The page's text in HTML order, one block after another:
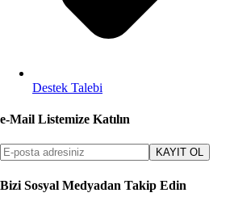
Destek Talebi
e-Mail Listemize Katılın
KAYIT OL
Bizi Sosyal Medyadan Takip Edin